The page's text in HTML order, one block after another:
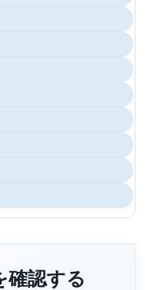
確認する